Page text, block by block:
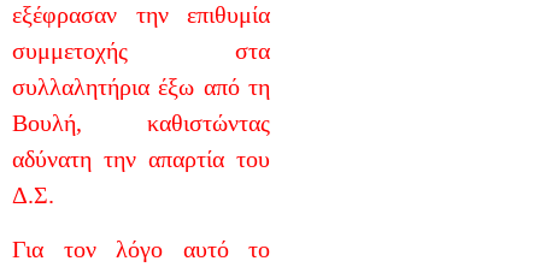
εξέφρασαν την επιθυμία
συμμετοχής στα
συλλαλητήρια έξω από τη
Βουλή, καθιστώντας
αδύνατη την απαρτία του
Δ.Σ.
Για τον λόγο αυτό το